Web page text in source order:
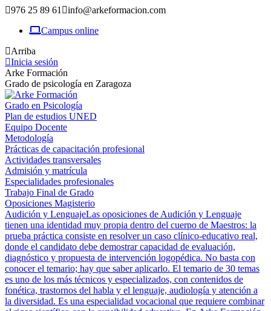
976 25 89 61
info@arkeformacion.com
Campus online
Arriba
Inicia sesión
Arke Formación
Grado de psicología en Zaragoza
Grado en Psicología
Plan de estudios UNED
Equipo Docente
Metodología
Prácticas de capacitación profesional
Actividades transversales
Admisión y matrícula
Especialidades profesionales
Trabajo Final de Grado
Oposiciones Magisterio
Audición y LenguajeLas oposiciones de Audición y Lenguaje
tienen una identidad muy propia dentro del cuerpo de Maestros: la
prueba práctica consiste en resolver un caso clínico-educativo real,
donde el candidato debe demostrar capacidad de evaluación,
diagnóstico y propuesta de intervención logopédica. No basta con
conocer el temario; hay que saber aplicarlo. El temario de 30 temas
es uno de los más técnicos y especializados, con contenidos de
fonética, trastornos del habla y el lenguaje, audiología y atención a
la diversidad. Es una especialidad vocacional que requiere combinar